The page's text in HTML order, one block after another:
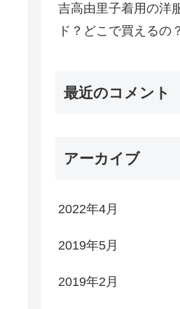
吉高由里子着用の洋
ド？どこで買えるの？
最近のコメント
アーカイブ
2022年4月
2019年5月
2019年2月